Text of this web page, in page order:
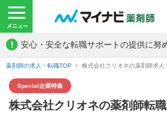
! 安心・安全な転職サポートの提供に努
薬剤師の求人・転職TOP 株式会社クリオネの薬剤師求人
Special企業特集
株式会社クリオネの薬剤師転